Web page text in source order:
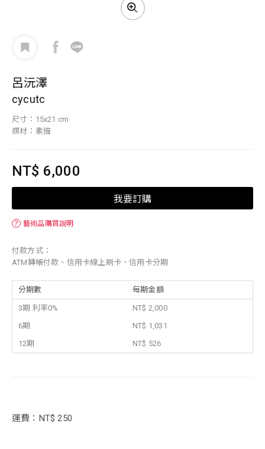
呂沅澤
cycutc
尺寸：15x21 cm
媒材：素描
NT$ 6,000
我要訂購
？ 藝術品購買說明
付款方式：
ATM轉帳付款、信用卡線上刷卡、信用卡分期
分期數 每期金額
3期 利率0%
NT$ 2,000
6期
NT$ 1,031
12期
NT$ 526
運費：NT$ 250